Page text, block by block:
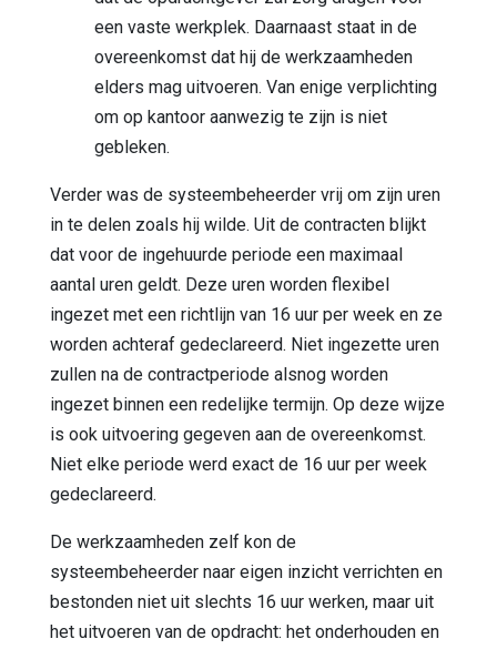
een vaste werkplek. Daarnaast staat in de
overeenkomst dat hij de werkzaamheden
elders mag uitvoeren. Van enige verplichting
om op kantoor aanwezig te zijn is niet
gebleken.
Verder was de systeembeheerder vrij om zijn uren
in te delen zoals hij wilde. Uit de contracten blijkt
dat voor de ingehuurde periode een maximaal
aantal uren geldt. Deze uren worden flexibel
ingezet met een richtlijn van 16 uur per week en ze
worden achteraf gedeclareerd. Niet ingezette uren
zullen na de contractperiode alsnog worden
ingezet binnen een redelijke termijn. Op deze wijze
is ook uitvoering gegeven aan de overeenkomst.
Niet elke periode werd exact de 16 uur per week
gedeclareerd.
De werkzaamheden zelf kon de
systeembeheerder naar eigen inzicht verrichten en
bestonden niet uit slechts 16 uur werken, maar uit
het uitvoeren van de opdracht: het onderhouden en